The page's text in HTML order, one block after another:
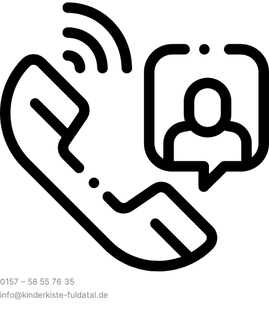
0157 – 58 55 76 35
info@kinderkiste-fuldatal.de